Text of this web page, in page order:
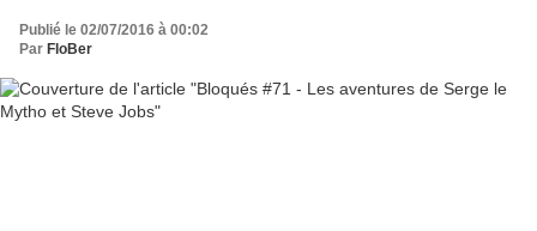
Publié le 02/07/2016 à 00:02
Par FloBer